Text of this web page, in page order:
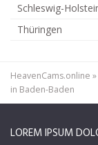
Schleswig-
Thüringen
HeavenCams.online »
in Baden-Baden
LOREM IPSUM